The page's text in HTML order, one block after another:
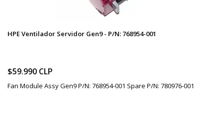
HPE Ventilador Servidor Gen9 - P/N: 768954-001
$59.990 CLP
Fan Module Assy Gen9 P/N: 768954-001 Spare P/N: 780976-001